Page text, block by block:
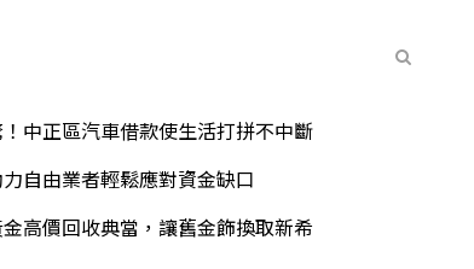
中正區汽車借款使生活打拼不中斷
自由業者輕鬆應對資金缺口
高價回收典當，讓舊金飾換取新希